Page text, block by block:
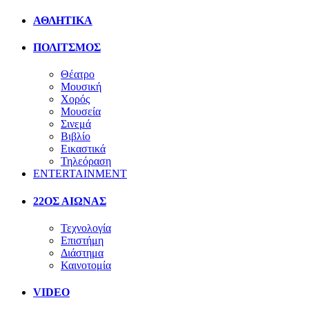
ΑΘΛΗΤΙΚΑ
ΠΟΛΙΤΣΜΟΣ
Θέατρο
Μουσική
Χορός
Μουσεία
Σινεμά
Βιβλίο
Εικαστικά
Τηλεόραση
ENTERTAINMENT
22ΟΣ ΑΙΩΝΑΣ
Τεχνολογία
Επιστήμη
Διάστημα
Καινοτομία
VIDEO